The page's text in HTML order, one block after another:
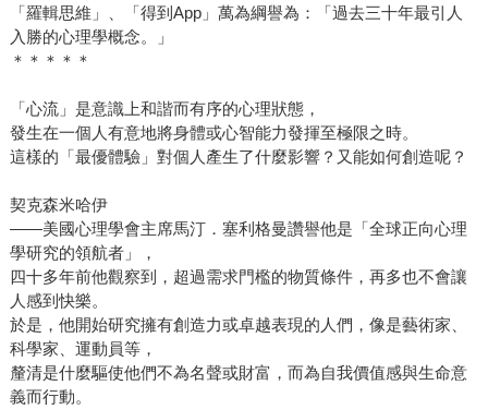
「羅輯思維」、「得到App」萬為綱譽為：「過去三十年最引人
入勝的心理學概念。」
＊＊＊＊＊
「心流」是意識上和諧而有序的心理狀態，
發生在一個人有意地將身體或心智能力發揮至極限之時。
這樣的「最優體驗」對個人產生了什麼影響？又能如何創造呢？
契克森米哈伊
——美國心理學會主席馬汀．塞利格曼讚譽他是「全球正向心理
學研究的領航者」，
四十多年前他觀察到，超過需求門檻的物質條件，再多也不會讓
人感到快樂。
於是，他開始研究擁有創造力或卓越表現的人們，像是藝術家、
科學家、運動員等，
釐清是什麼驅使他們不為名聲或財富，而為自我價值感與生命意
義而行動。